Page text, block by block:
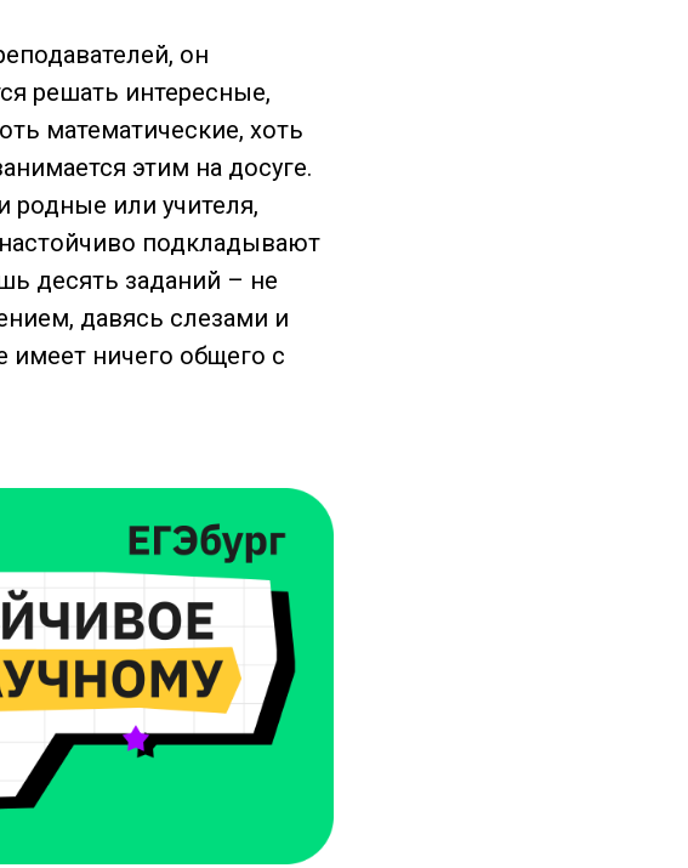
он
решать интересные,
математические, хоть
этим на досуге.
родные или учителя,
подкладывают
десять заданий – не
давясь слезами и
имеет ничего общего с